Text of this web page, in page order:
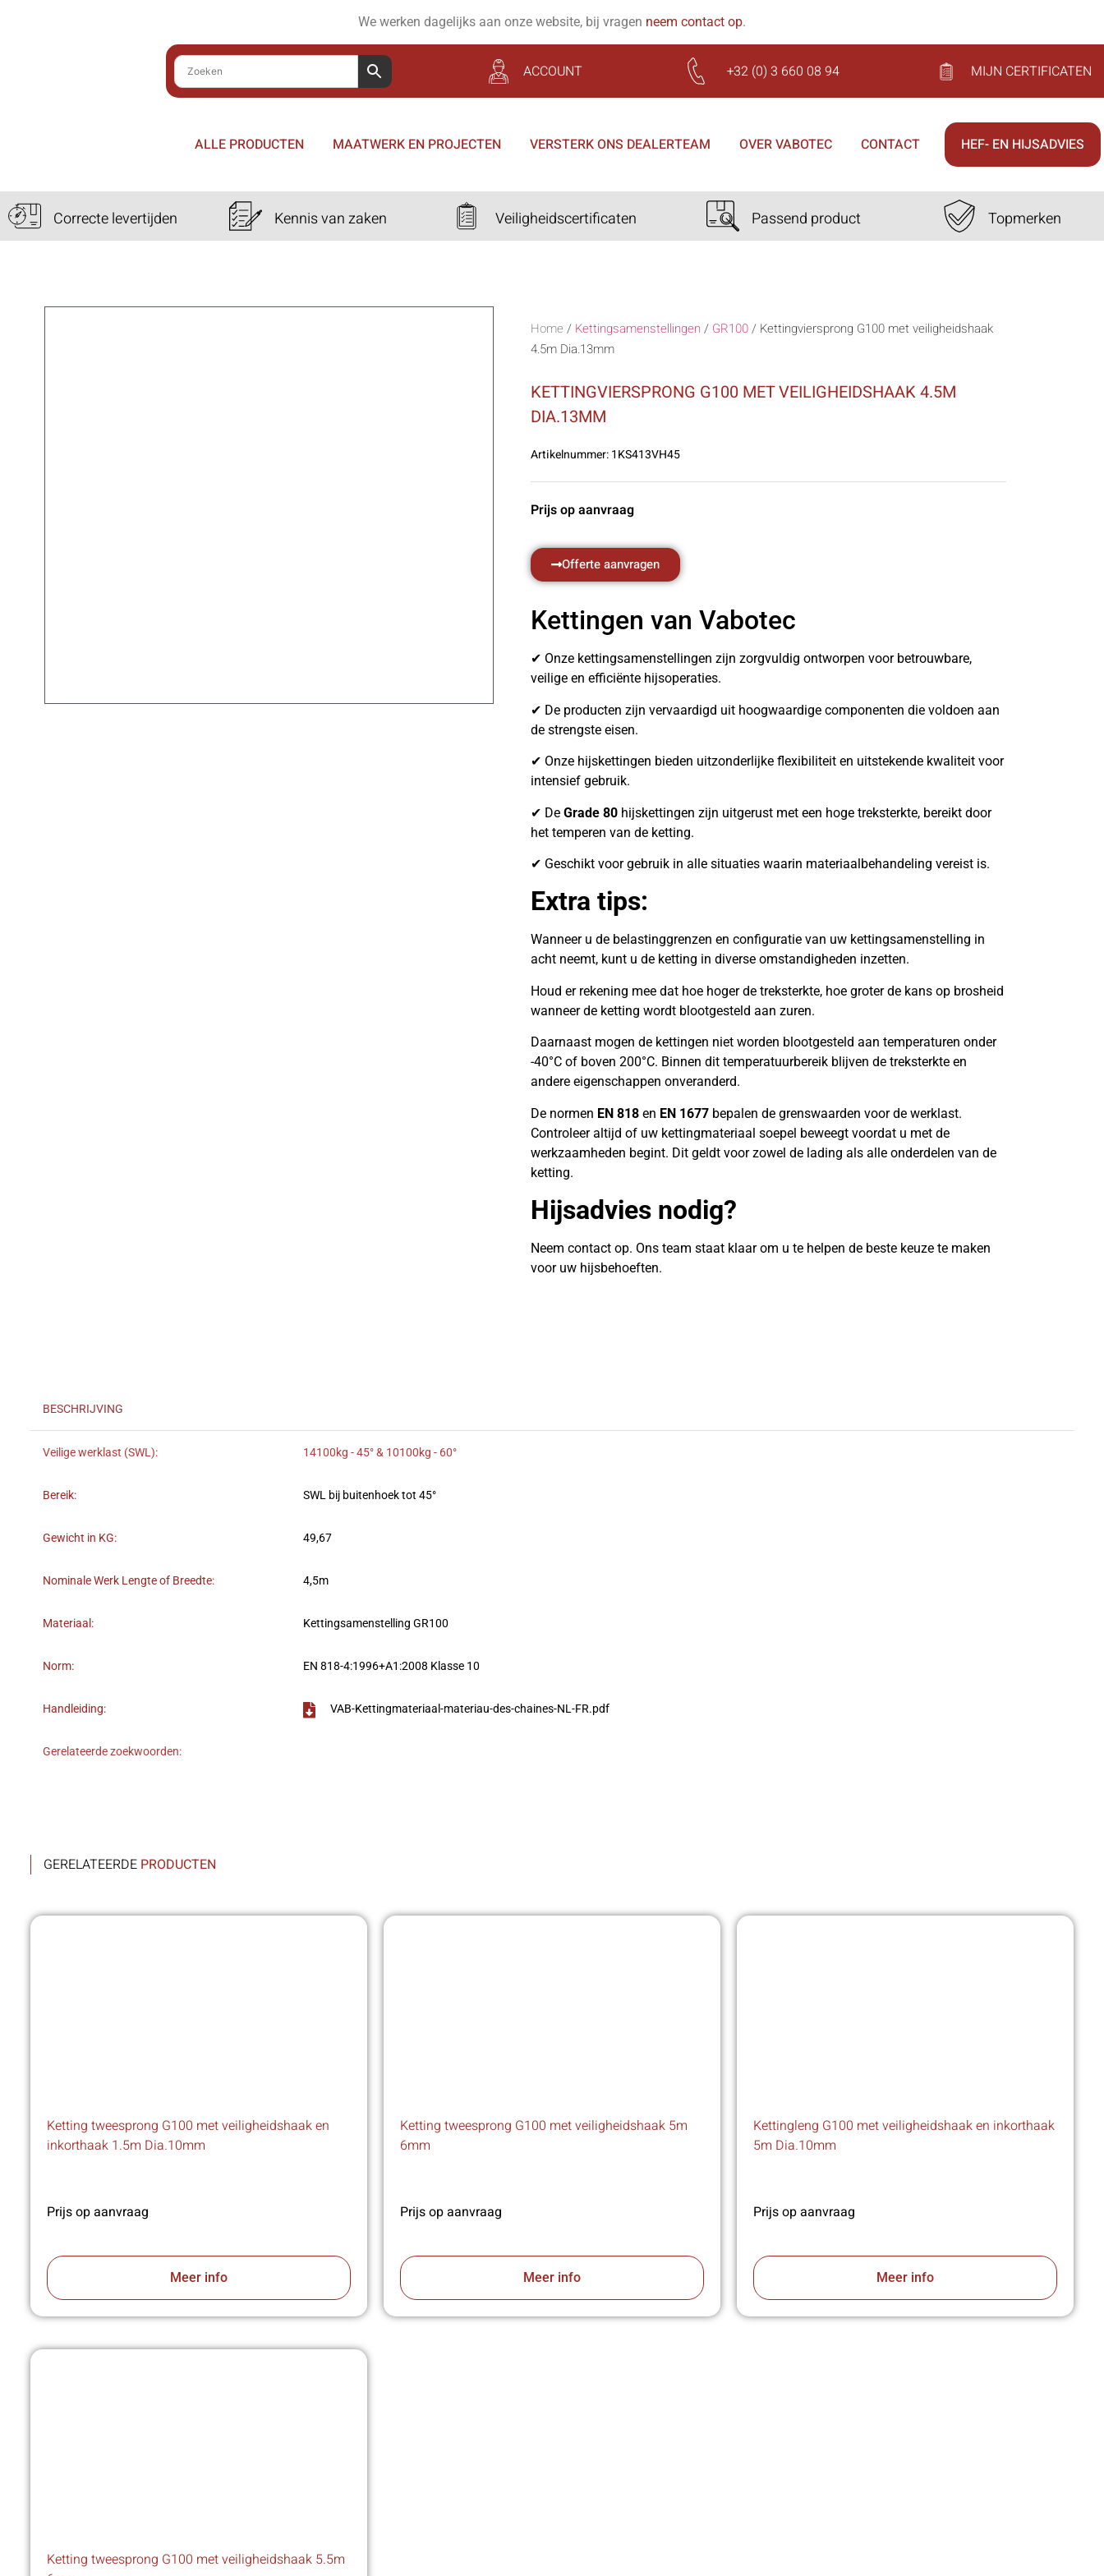
We werken dagelijks aan onze website, bij vragen neem contact op.
ACCOUNT +32 (0) 3 660 08 94 MIJN CERTIFICATEN
ALLE PRODUCTEN MAATWERK EN PROJECTEN VERSTERK ONS DEALERTEAM OVER VABOTEC CONTACT HEF- EN HIJSADVIES
Correcte levertijden Kennis van zaken Veiligheidscertificaten Passend product Topmerken
Home / Kettingsamenstellingen / GR100/ Kettingviersprong G100 met veiligheidshaak
4.5m Dia.13mm
KETTINGVIERSPRONG G100 MET VEILIGHEIDSHAAK 4.5M
DIA.13MM
Artikelnummer:1KS413VH45
Prijs op aanvraag
Offerte aanvragen
Kettingen van Vabotec
✔ Onze kettingsamenstellingen zijn zorgvuldig ontworpen voor betrouwbare,
veilige en efficiënte hijsoperaties.
✔ De producten zijn vervaardigd uit hoogwaardige componenten die voldoen aan
de strengste eisen.
✔ Onze hijskettingen bieden uitzonderlijke flexibiliteit en uitstekende kwaliteit voor
intensief gebruik.
✔ De Grade 80 hijskettingen zijn uitgerust met een hoge treksterkte, bereikt door
het temperen van de ketting.
✔ Geschikt voor gebruik in alle situaties waarin materiaalbehandeling vereist is.
Extra tips:
Wanneer u de belastinggrenzen en configuratie van uw kettingsamenstelling in
acht neemt, kunt u de ketting in diverse omstandigheden inzetten.
Houd er rekening mee dat hoe hoger de treksterkte, hoe groter de kans op brosheid
wanneer de ketting wordt blootgesteld aan zuren.
Daarnaast mogen de kettingen niet worden blootgesteld aan temperaturen onder
-40°C of boven 200°C. Binnen dit temperatuurbereik blijven de treksterkte en
andere eigenschappen onveranderd.
De normen EN 818 en EN 1677 bepalen de grenswaarden voor de werklast.
Controleer altijd of uw kettingmateriaal soepel beweegt voordat u met de
werkzaamheden begint. Dit geldt voor zowel de lading als alle onderdelen van de
ketting.
Hijsadvies nodig?
Neem contact op. Ons team staat klaar om u te helpen de beste keuze te maken
voor uw hijsbehoeften.
BESCHRIJVING
Veilige werklast (SWL): 14100kg - 45° & 10100kg - 60°
Bereik: SWL bij buitenhoek tot 45°
Gewicht in KG: 49,67
Nominale Werk Lengte of Breedte: 4,5m
Materiaal: Kettingsamenstelling GR100
Norm: EN 818-4:1996+A1:2008 Klasse 10
Handleiding: VAB-Kettingmateriaal-materiau-des-chaines-NL-FR.pdf
Gerelateerde zoekwoorden:
GERELATEERDE PRODUCTEN
Ketting tweesprong G100 met veiligheidshaak en
inkorthaak 1.5m Dia.10mm
Prijs op aanvraag
Meer info
Ketting tweesprong G100 met veiligheidshaak 5m
6mm
Prijs op aanvraag
Meer info
Kettingleng G100 met veiligheidshaak en inkorthaak
5m Dia.10mm
Prijs op aanvraag
Meer info
Ketting tweesprong G100 met veiligheidshaak 5.5m